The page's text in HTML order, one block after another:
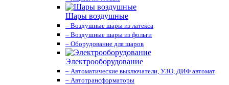
Шары воздушные
– Воздушные шары из латекса
– Воздушные шары из фольги
– Оборудование для шаров
Электрооборудование
– Автоматические выключатели, УЗО, ДИФ автомат
– Автотрансформаторы